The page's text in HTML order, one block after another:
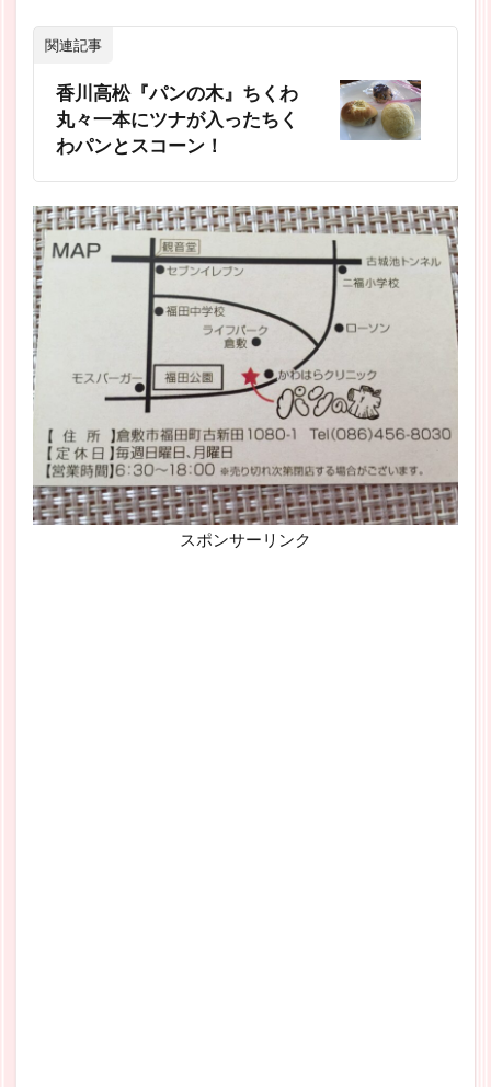
関連記事
香川高松『パンの木』ちくわ
丸々一本にツナが入ったちく
わパンとスコーン！
スポンサーリンク